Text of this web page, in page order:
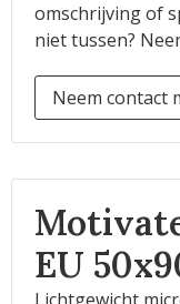
omschrijving of
niet tussen?
Neem contact
EU